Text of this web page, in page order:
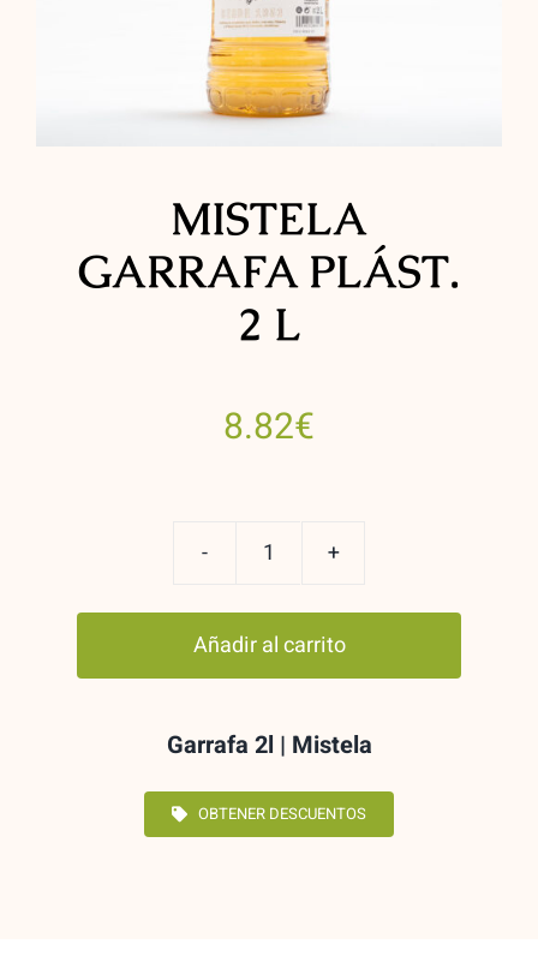
MISTELA
GARRAFA PLÁST.
2 L
8.82€
GARRAFA
PLÁST.
L
Añadir al carrito
Garrafa 2l | Mistela
OBTENER DESCUENTOS